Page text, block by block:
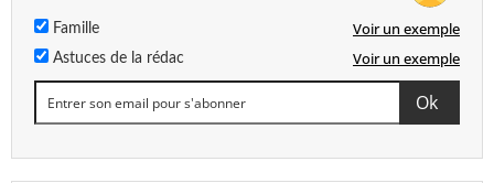
Famille Voir un exemple
Astuces de la rédac Voir un exemple